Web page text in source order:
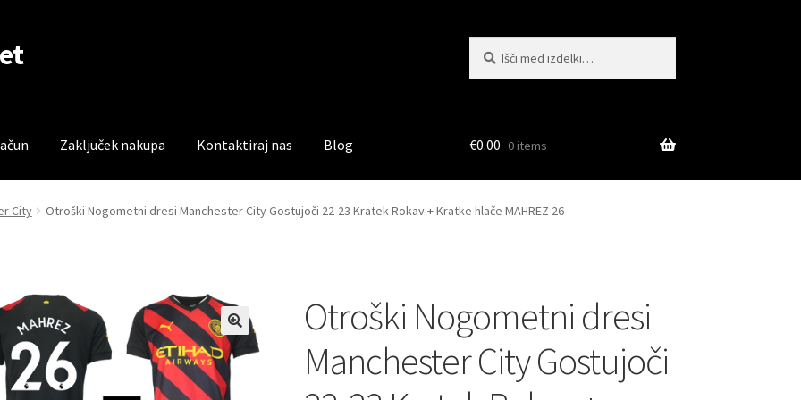
Zaključek nakupa Kontaktiraj nas Blog
Trgovina Zaključek nakupa
€0.00 0 items
City Otroški Nogometni dresi Manchester City Gostujoči 22-23 Kratek Rokav + Kratke hlače MAHREZ 26
Otroški Nogometni dresi
Manchester City Gostujoči